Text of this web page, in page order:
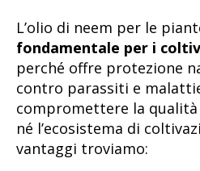
L’olio di neem per le
fondamentale per i
perché offre protezione
contro parassiti e
compromettere la qualità
né l’ecosistema di
vantaggi troviamo: